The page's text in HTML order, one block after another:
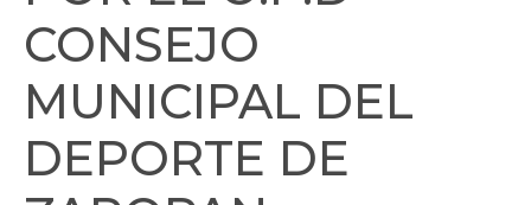
CONSEJO
MUNICIPAL DEL
DEPORTE DE